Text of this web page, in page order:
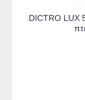
DICTRO LUX